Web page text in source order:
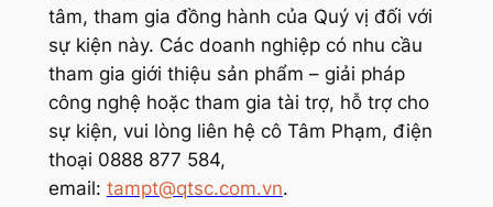
tâm, tham gia đồng hành của Quý vị đối với
sự kiện này. Các doanh nghiệp có nhu cầu
tham gia giới thiệu sản phẩm – giải pháp
công nghệ hoặc tham gia tài trợ, hỗ trợ cho
sự kiện, vui lòng liên hệ cô Tâm Phạm, điện
thoại 0888 877 584,
email: tampt@qtsc.com.vn.